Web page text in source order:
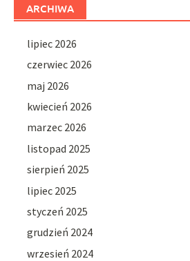
ARCHIWA
lipiec 2026
czerwiec 2026
maj 2026
kwiecień 2026
marzec 2026
listopad 2025
sierpień 2025
lipiec 2025
styczeń 2025
grudzień 2024
wrzesień 2024